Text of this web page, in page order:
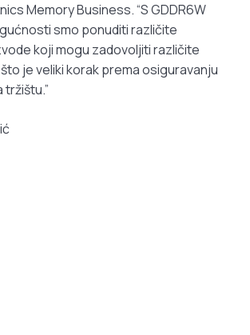
Memory Business. “S GDDR6W
smo ponuditi različite
koji mogu zadovoljiti različite
je veliki korak prema osiguravanju